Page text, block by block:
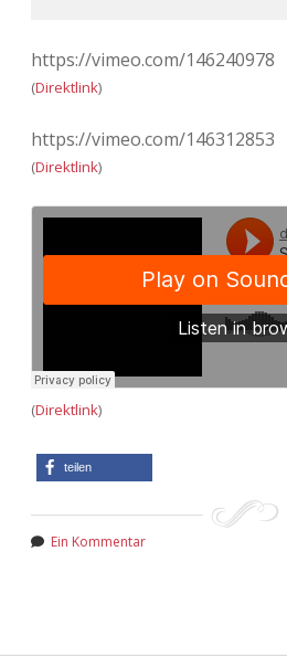
https://vimeo.com/146240978
(Direktlink)
https://vimeo.com/146312853
(Direktlink)
(Direktlink)
teilen
Ein Kommentar